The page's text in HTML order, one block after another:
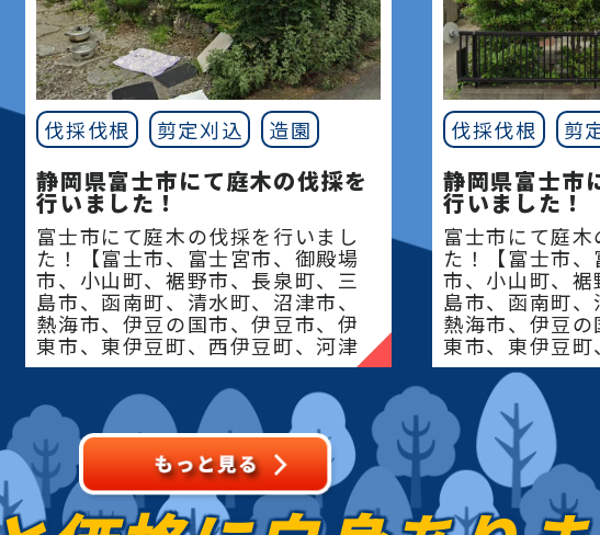
伐採伐根 剪定刈込 造園
静岡県富士市にて庭木の伐採を
行いました！
富士市にて庭木の伐採を行いまし
た！【富士市、富士宮市、御殿場
市、小山町、裾野市、長泉町、三
島市、函南町、清水町、沼津市、
熱海市、伊豆の国市、伊豆市、伊
東市、東伊豆町、西伊豆町、河津
町、松崎町、下田市、
伐採伐根 剪
静岡県富士市
行いました！
富士市にて庭
た！【富士市
市、小山町、
島市、函南町、
熱海市、伊豆
東市、東伊豆
町、松崎町、